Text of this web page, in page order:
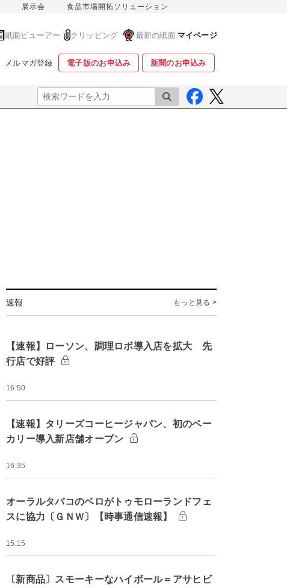
展示会 食品市場開拓ソリューション
紙面ビューアー クリッピング 最新の紙面 マイページ
メルマガ登録 電子版のお申込み 新聞のお申込み
検索
速報 もっと見る >
【速報】ローソン、調理ロボ導入店を拡大 先
行店で好評
16:50
【速報】タリーズコーヒージャパン、初のベー
カリー導入新店舗オープン
16:35
オーラルタバコのベロがトゥモローランドフェ
スに協力〔ＧＮＷ〕【時事通信速報】
15:15
〔新商品〕スモーキーなハイボール＝アサヒビ